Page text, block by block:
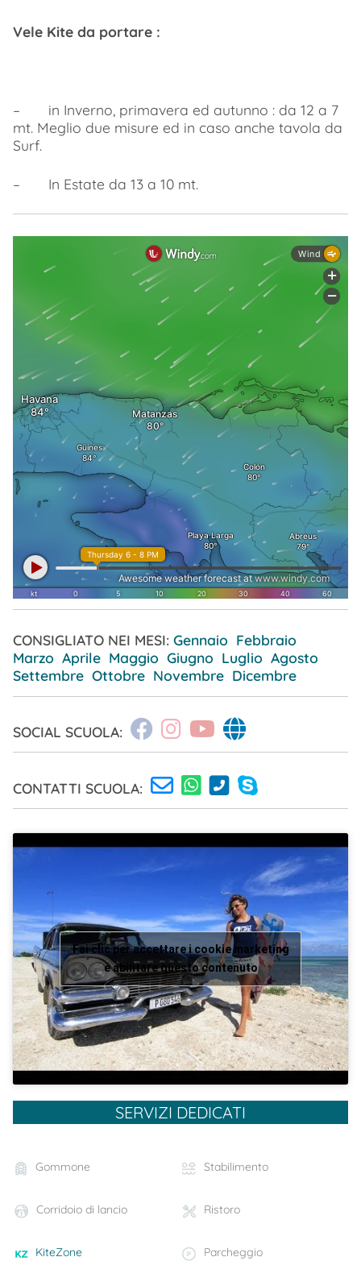
Vele Kite da portare :
– in Inverno, primavera ed autunno : da 12 a 7
mt. Meglio due misure ed in caso anche tavola da
Surf.
– In Estate da 13 a 10 mt.
CONSIGLIATO NEI MESI: Gennaio Febbraio
Marzo Aprile Maggio Giugno Luglio Agosto
Settembre Ottobre Novembre Dicembre
SOCIAL SCUOLA:
CONTATTI SCUOLA:
Fai clic per accettare i cookie marketing
e abilitare questo contenuto
SERVIZI DEDICATI
Gommone Stabilimento
Corridoio di lancio Ristoro
KiteZone Parcheggio